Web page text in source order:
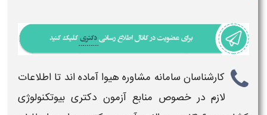
کارشناسان سامانه مشاوره هیوا آماده اند تا اطلاعات
لازم در خصوص منابع آزمون دکتری بیوتکنولوژی